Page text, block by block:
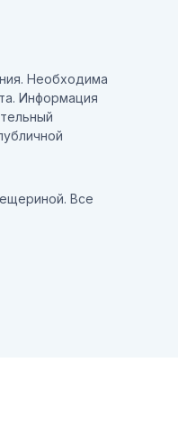
Необходима
Информация
Все